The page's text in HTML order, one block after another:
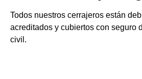
Todos nuestros cerrajeros están
acreditados y cubiertos con seguro
civil.